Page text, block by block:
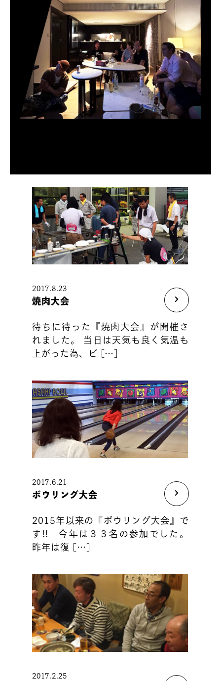
2017.8.23
焼肉大会
待ちに待った『焼肉大会』が開催さ
れました。 当日は天気も良く気温も
上がった為、ビ […]
2017.6.21
ボウリング大会
2015年以来の『ボウリング大会』で
す!! 今年は３３名の参加でした。
昨年は復 […]
2017.2.25